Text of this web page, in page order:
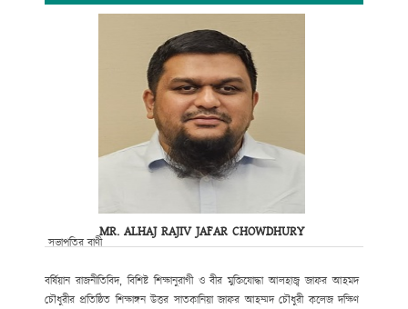
MR. ALHAJ RAJIV JAFAR CHOWDHURY
সভাপতির বাণী
বর্ষিয়ান রাজনীতিবিদ, বিশিষ্ট শিক্ষানুরাগী ও বীর মুক্তিযোদ্ধা আলহাজ্ব জাফর আহমদ
চৌধুরীর প্রতিষ্ঠিত শিক্ষাঙ্গন উত্তর সাতকানিয়া জাফর আহম্মদ চৌধুরী কলেজ দক্ষিণ